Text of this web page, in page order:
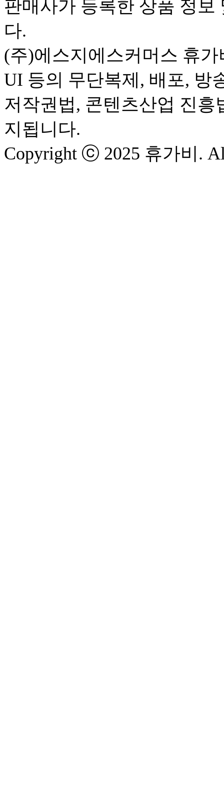
판매사가 등록한 상품 정
다.
(주)에스지에스커머스 휴
UI 등의 무단복제, 배포, 방
저작권법, 콘텐츠산업 진
지됩니다.
Copyright ⓒ 2025 휴가비.